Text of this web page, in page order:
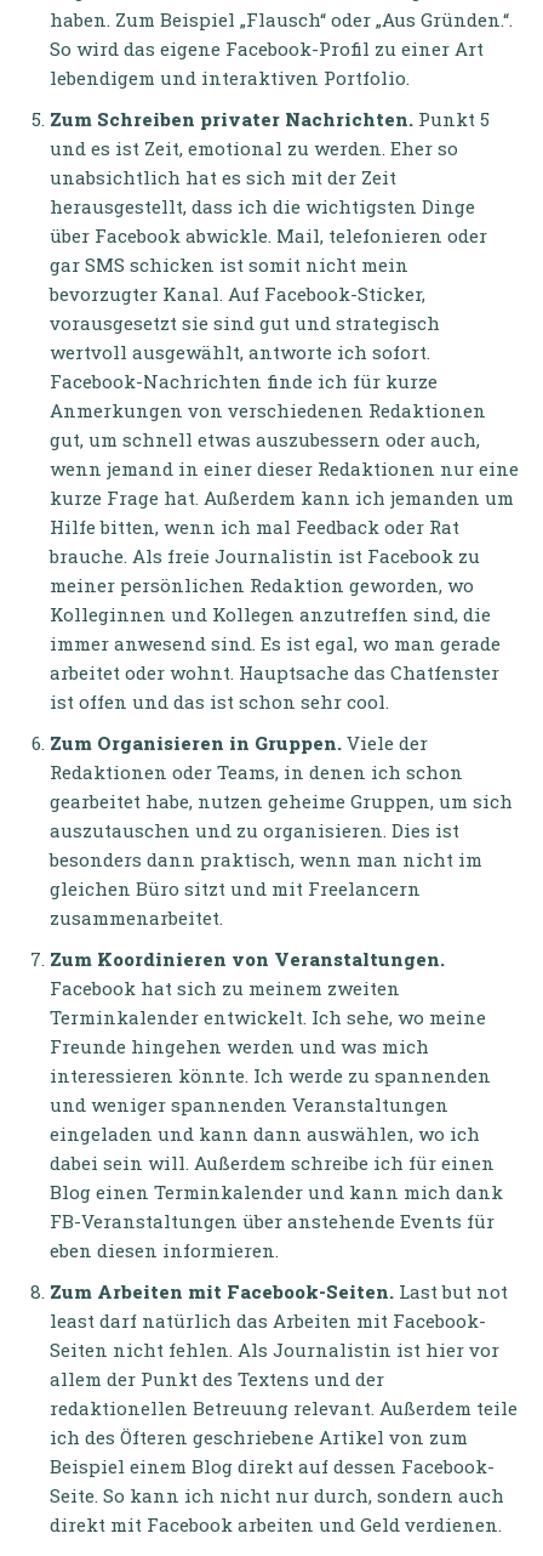
haben. Zum Beispiel „Flausch“ oder „Aus Gründen.“.
So wird das eigene Facebook-Profil zu einer Art
lebendigem und interaktiven Portfolio.
Zum Schreiben privater Nachrichten. Punkt 5
und es ist Zeit, emotional zu werden. Eher so
unabsichtlich hat es sich mit der Zeit
herausgestellt, dass ich die wichtigsten Dinge
über Facebook abwickle. Mail, telefonieren oder
gar SMS schicken ist somit nicht mein
bevorzugter Kanal. Auf Facebook-Sticker,
vorausgesetzt sie sind gut und strategisch
wertvoll ausgewählt, antworte ich sofort.
Facebook-Nachrichten finde ich für kurze
Anmerkungen von verschiedenen Redaktionen
gut, um schnell etwas auszubessern oder auch,
wenn jemand in einer dieser Redaktionen nur eine
kurze Frage hat. Außerdem kann ich jemanden um
Hilfe bitten, wenn ich mal Feedback oder Rat
brauche. Als freie Journalistin ist Facebook zu
meiner persönlichen Redaktion geworden, wo
Kolleginnen und Kollegen anzutreffen sind, die
immer anwesend sind. Es ist egal, wo man gerade
arbeitet oder wohnt. Hauptsache das Chatfenster
ist offen und das ist schon sehr cool.
Zum Organisieren in Gruppen. Viele der
Redaktionen oder Teams, in denen ich schon
gearbeitet habe, nutzen geheime Gruppen, um sich
auszutauschen und zu organisieren. Dies ist
besonders dann praktisch, wenn man nicht im
gleichen Büro sitzt und mit Freelancern
zusammenarbeitet.
Zum Koordinieren von Veranstaltungen.
Facebook hat sich zu meinem zweiten
Terminkalender entwickelt. Ich sehe, wo meine
Freunde hingehen werden und was mich
interessieren könnte. Ich werde zu spannenden
und weniger spannenden Veranstaltungen
eingeladen und kann dann auswählen, wo ich
dabei sein will. Außerdem schreibe ich für einen
Blog einen Terminkalender und kann mich dank
FB-Veranstaltungen über anstehende Events für
eben diesen informieren.
Zum Arbeiten mit Facebook-Seiten. Last but not
least darf natürlich das Arbeiten mit Facebook-
Seiten nicht fehlen. Als Journalistin ist hier vor
allem der Punkt des Textens und der
redaktionellen Betreuung relevant. Außerdem teile
ich des Öfteren geschriebene Artikel von zum
Beispiel einem Blog direkt auf dessen Facebook-
Seite. So kann ich nicht nur durch, sondern auch
direkt mit Facebook arbeiten und Geld verdienen.